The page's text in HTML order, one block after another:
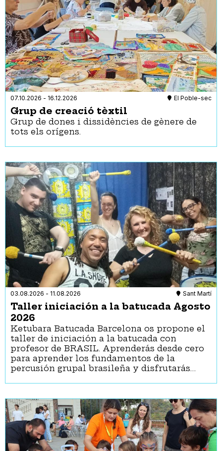
07.10.2026 - 16.12.2026 El Poble-sec
Grup de creació tèxtil
Grup de dones i dissidències de gènere de
tots els orígens.
03.08.2026 - 11.08.2026 Sant Martí
Taller iniciación a la batucada Agosto
2026
Ketubara Batucada Barcelona os propone el
taller de iniciación a la batucada con
profesor de BRASIL. Aprenderás desde cero
para aprender los fundamentos de la
percusión grupal brasileña y disfrutarás…